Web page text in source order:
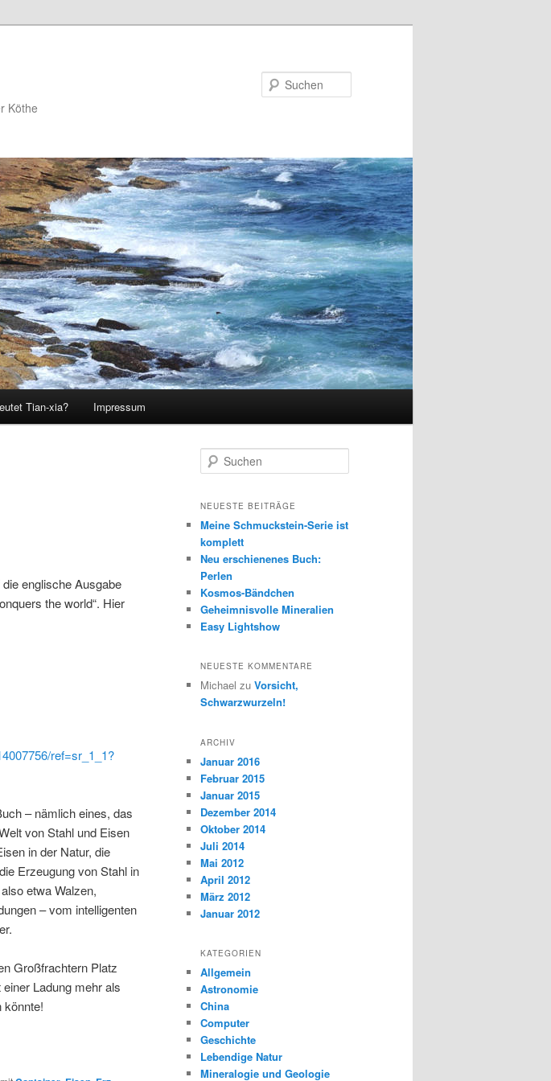
Köthe
Tian-xia? Impressum
englische Ausgabe
the world“. Hier
ref=sr_1_1?
– nämlich eines, das
von Stahl und Eisen
in der Natur, die
Erzeugung von Stahl in
etwa Walzen,
– vom intelligenten
Großfrachtern Platz
Ladung mehr als
könnte!
u
h
n
NEUESTE BEITRÄGE
Meine Schmuckstein-Serie ist
komplett
Neu erschienenes Buch:
Perlen
Kosmos-Bändchen
Geheimnisvolle Mineralien
Easy Lightshow
NEUESTE KOMMENTARE
Michael zu Vorsicht,
Schwarzwurzeln!
ARCHIV
Januar 2016
Februar 2015
Januar 2015
Dezember 2014
Oktober 2014
Juli 2014
Mai 2012
April 2012
März 2012
Januar 2012
KATEGORIEN
Allgemein
Astronomie
China
Computer
Geschichte
Lebendige Natur
Mineralogie und Geologie